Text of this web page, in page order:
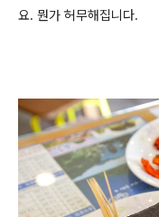
요. 뭔가 허무해집니다.